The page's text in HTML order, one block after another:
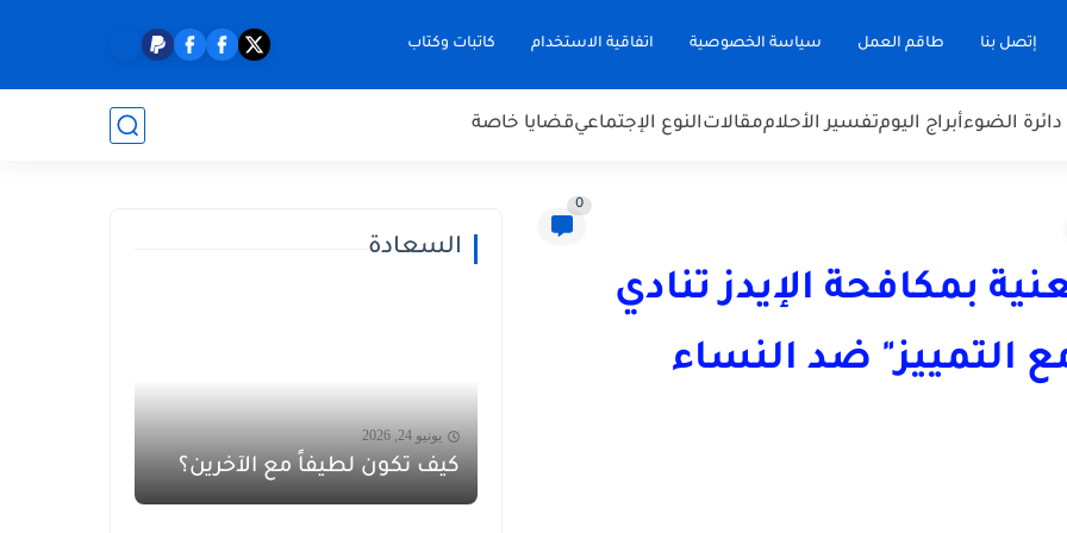
إتصل بنا طاقم العمل سياسة الخصوصية اتفاقية الاستخدام كاتبات وكتاب
الضوءأبراج اليومتفسير الأحلاممقالاتالنوع الإجتماعيقضايا خاصة
0
بمكافحة الإيدز تنادي
التمييز" ضد النساء
السعادة
يونيو 24, 2026
كيف تكون لطيفاً مع الآخرين؟